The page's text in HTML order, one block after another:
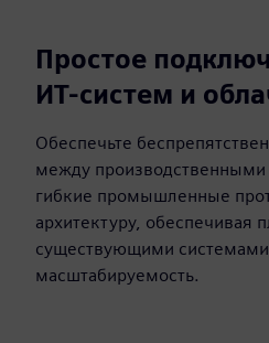
Простое
ИТ-систем и
Обеспечьте
между производственными
гибкие промышленные
архитектуру, обеспечивая
существующими
масштабируемость.